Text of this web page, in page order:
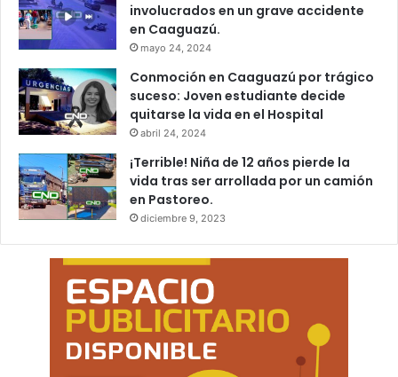
involucrados en un grave accidente
en Caaguazú.
mayo 24, 2024
Conmoción en Caaguazú por trágico
suceso: Joven estudiante decide
quitarse la vida en el Hospital
abril 24, 2024
¡Terrible! Niña de 12 años pierde la
vida tras ser arrollada por un camión
en Pastoreo.
diciembre 9, 2023